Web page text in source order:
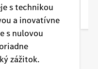
s technikou
a inovatívne
s nulovou
zážitok.